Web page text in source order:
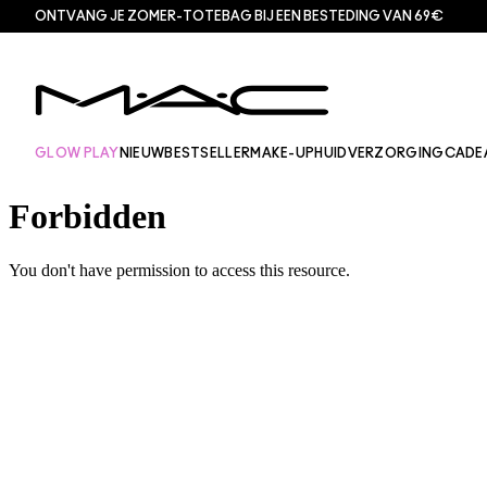
ONTVANG JE ZOMER-TOTEBAG BIJ EEN BESTEDING VAN 69€
GLOW PLAY NIEUWBESTSELLER MAKE-UP HUIDVERZORGING